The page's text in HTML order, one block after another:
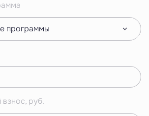
программы
руб.